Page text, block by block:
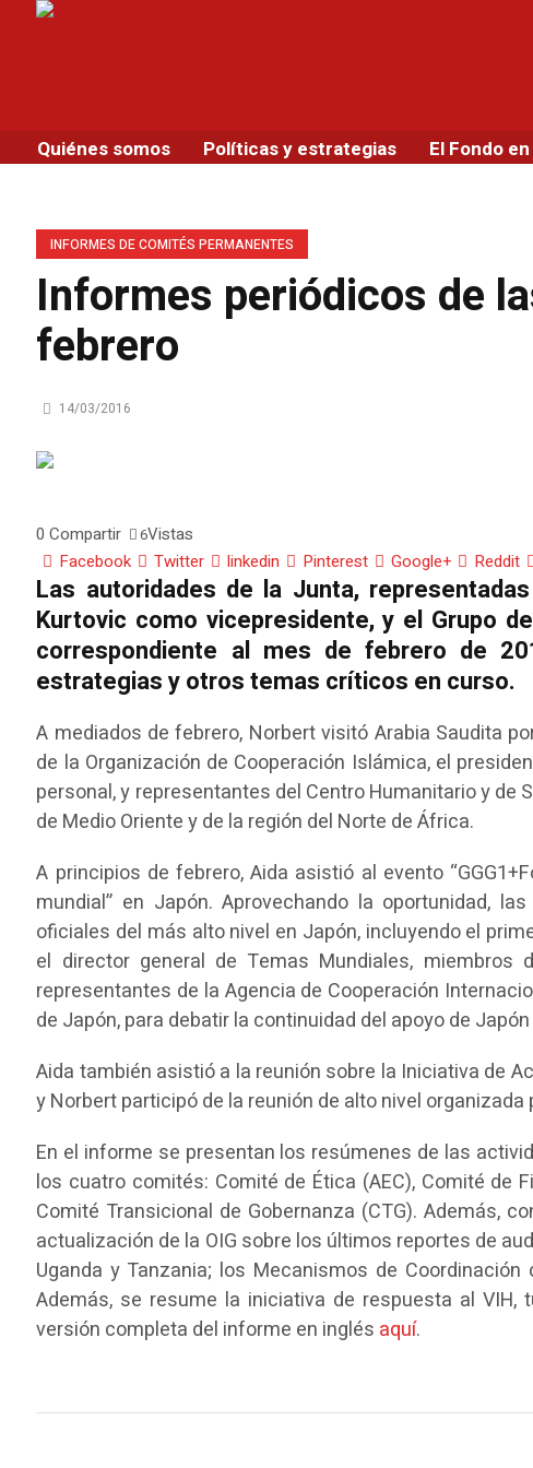
Quiénes somos Políticas y estrategias El Fondo
INFORMES DE COMITÉS PERMANENTES
Informes periódicos de
febrero
14/03/2016
0Compartir 6Vistas
Facebook
Twitter linkedin Pinterest Google+ Reddit
Las autoridades de la Junta,
Kurtovic como vicepresidente, y el Grupo
correspondiente al mes de febrero de
estrategias y otros temas críticos en curso.
A mediados de febrero, Norbert visitó Arabia Saudita
de la Organización de Cooperación Islámica, el
personal, y representantes del Centro Humanitario y de
de Medio Oriente y de la región del Norte de África.
A principios de febrero, Aida asistió al evento
mundial” en Japón. Aprovechando la oportunidad,
oficiales del más alto nivel en Japón, incluyendo el
el director general de Temas Mundiales,
representantes de la Agencia de Cooperación
de Japón, para debatir la continuidad del apoyo de
Aida también asistió a la reunión sobre la Iniciativa de
y Norbert participó de la reunión de alto nivel
En el informe se presentan los resúmenes de las
los cuatro comités: Comité de Ética (AEC), Comité de
Comité Transicional de Gobernanza (CTG). Además,
actualización de la OIG sobre los últimos reportes de
Uganda y Tanzania; los Mecanismos de
Además, se resume la iniciativa de respuesta al
versión completa del informe en inglés aquí.